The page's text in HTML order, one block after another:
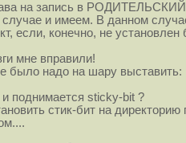
на запись в РОДИТЕЛЬСКИЙ
и имеем. В данном
если, конечно, не установлен
мне вправили!
было надо на шару выставить:
поднимается sticky-bit ?
стик-бит на директорию